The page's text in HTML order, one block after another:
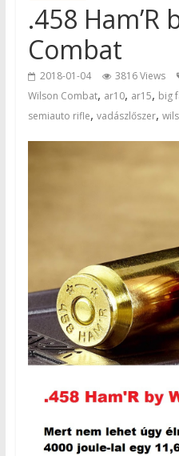
.458 Ham’R
Combat
2018-01-04 3816 Views
Wilson Combat, ar10, ar15, big
semiauto rifle, vadászlőszer,